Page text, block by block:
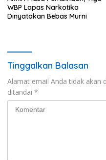
WBP Lapas Narkotika
Dinyatakan Bebas Murni
Tinggalkan Balasan
Alamat email Anda tidak akan
ditandai *